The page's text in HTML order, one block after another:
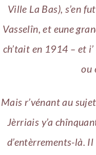
Ville La Bas), s’en
Vasselîn, et eune
ch’tait en 1914 – et i’
ou
Mais r’vénant au
Jèrriais y’a
d’entèrrements-là.